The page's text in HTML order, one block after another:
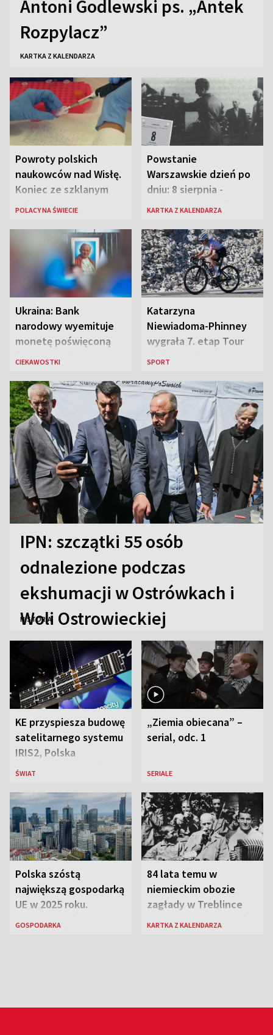
Antoni Godlewski ps. „Antek
Rozpylacz”
KARTKA Z KALENDARZA
Powroty polskich
naukowców nad Wisłę.
Koniec ze szklanym
sufitem
POLACY NA ŚWIECIE
Powstanie
Warszawskie dzień po
dniu: 8 sierpnia -
rozbrzmiewa radio
„Antka Rozpylacza”
KARTKA Z KALENDARZA
Ukraina: Bank
narodowy wyemituje
monetę poświęconą
św. Janowi Pawłowi II
CIEKAWOSTKI
Katarzyna
Niewiadoma-Phinney
wygrała 7. etap Tour
de France i została
SPORT
IPN: szczątki 55 osób
odnalezione podczas
ekshumacji w Ostrówkach i
Woli Ostrowieckiej
HISTORIA
KE przyspiesza budowę
satelitarnego systemu
IRIS2, Polska
przeznaczy 656 mln
ŚWIAT
„Ziemia obiecana” –
serial, odc. 1
SERIALE
Polska szóstą
największą gospodarką
UE w 2025 roku.
Najnowsze dane
GOSPODARKA
84 lata temu w
niemieckim obozie
zagłady w Treblince
zmarł Janusz Korczak
KARTKA Z KALENDARZA